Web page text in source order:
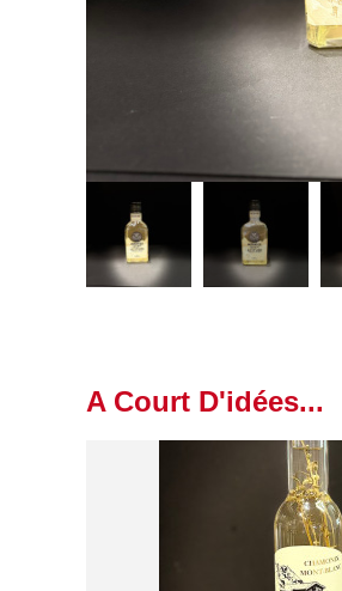
A Court D'idées...